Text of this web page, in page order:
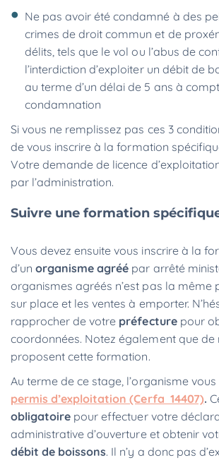
Ne pas avoir été condamné à des
crimes de droit commun et de
délits, tels que le vol ou l’abus de
l’interdiction d’exploiter un débit de
au terme d’un délai de 5 ans à
condamnation
Si vous ne remplissez pas ces 3
de vous inscrire à la formation
Votre demande de licence
par l’administration.
Suivre une formation
Vous devez ensuite vous inscrire à la
d’un organisme agréé par arrêté
organismes agréés n’est pas la même
sur place et les ventes à emporter.
rapprocher de votre préfecture pour
coordonnées. Notez également que de
proposent cette formation.
Au terme de ce stage, l’organisme
permis d’exploitation (Cerfa 14407).
obligatoire pour effectuer votre
administrative d’ouverture et obtenir
débit de boissons. Il n’y a donc pas